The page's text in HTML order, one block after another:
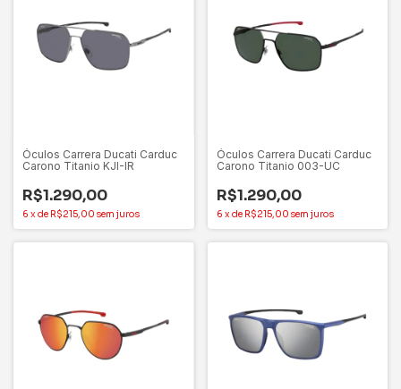
Óculos Carrera Ducati Carduc
Carono Titanio KJI-IR
R$1.290,00
6 xde R$215,00 sem juros
Óculos Carrera Ducati Carduc
Carono Titanio 003-UC
R$1.290,00
6 xde R$215,00 sem juros